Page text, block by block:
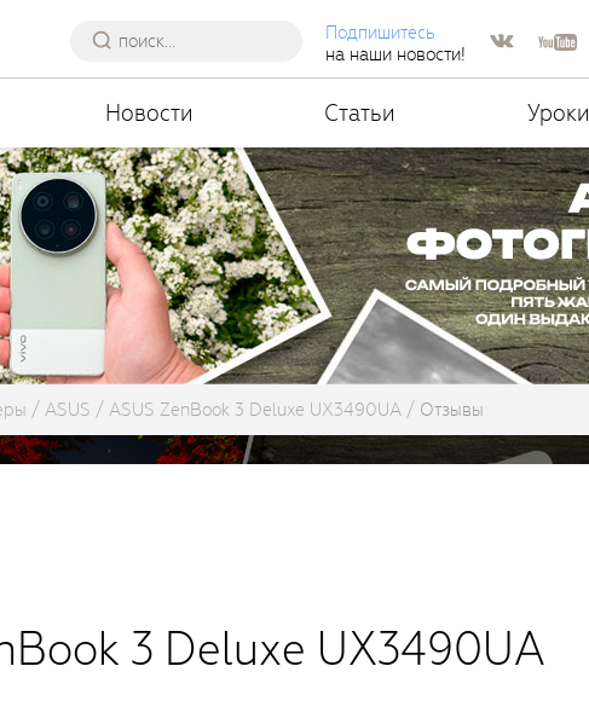
Подпишитесь
на наши новости!
Новости Статьи Уроки
ASUS ASUS ZenBook 3 Deluxe UX3490UA Отзывы
3 Deluxe UX3490UA